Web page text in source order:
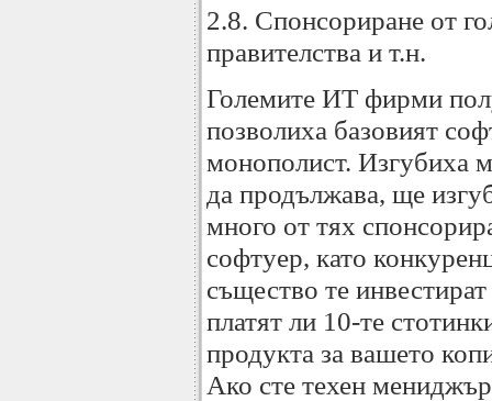
2.8. Спонсориране от
правителства и т.н.
Големите ИТ фирми
позволиха базовият
монополист. Изгубиха
да продължава, ще
много от тях
софтуер, като
същество те
платят ли 10-те
продукта за вашето
Ако сте техен